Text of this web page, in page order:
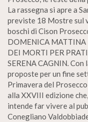
La rassegna si apre a
previste 18 Mostre sul
boschi di Cison
DOMENICA MATTINA
DEI MORTI PER
SERENA CAGNIN.
proposte per un fine
Primavera del
alla XXVIII edizione
intende far vivere al
Conegliano